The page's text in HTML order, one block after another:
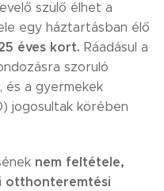
szülő élhet a
egy háztartásban élő
éves kort. Ráadásul a
szoruló
és a gyermekek
jogosultak körében
nem feltétele,
otthonteremtési